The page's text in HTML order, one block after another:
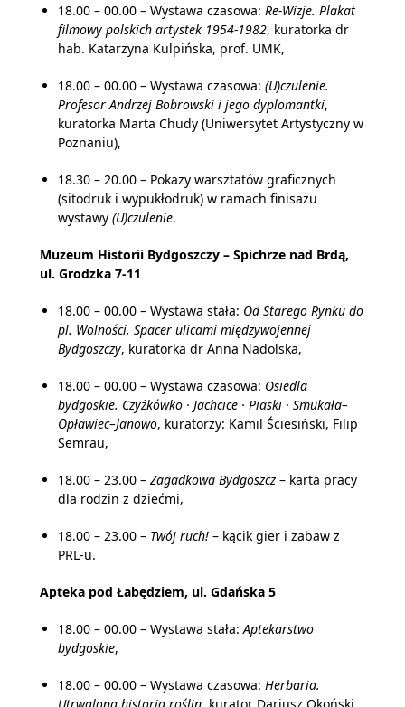
18.00 – 00.00 – Wystawa czasowa: Re-Wizje. Plakat
filmowy polskich artystek 1954-1982, kuratorka dr
hab. Katarzyna Kulpińska, prof. UMK,
18.00 – 00.00 – Wystawa czasowa: (U)czulenie.
Profesor Andrzej Bobrowski i jego dyplomantki,
kuratorka Marta Chudy (Uniwersytet Artystyczny w
Poznaniu),
18.30 – 20.00 – Pokazy warsztatów graficznych
(sitodruk i wypukłodruk) w ramach finisażu
wystawy (U)czulenie.
Muzeum Historii Bydgoszczy – Spichrze nad Brdą,
ul. Grodzka 7-11
18.00 – 00.00 – Wystawa stała: Od Starego Rynku do
pl. Wolności. Spacer ulicami międzywojennej
Bydgoszczy, kuratorka dr Anna Nadolska,
18.00 – 00.00 – Wystawa czasowa: Osiedla
bydgoskie. Czyżkówko · Jachcice · Piaski · Smukała–
Opławiec–Janowo, kuratorzy: Kamil Ściesiński, Filip
Semrau,
18.00 – 23.00 – Zagadkowa Bydgoszcz – karta pracy
dla rodzin z dziećmi,
18.00 – 23.00 – Twój ruch! – kącik gier i zabaw z
PRL-u.
Apteka pod Łabędziem, ul. Gdańska 5
18.00 – 00.00 – Wystawa stała: Aptekarstwo
bydgoskie,
18.00 – 00.00 – Wystawa czasowa: Herbaria.
Utrwalona historia roślin, kurator Dariusz Okoński,